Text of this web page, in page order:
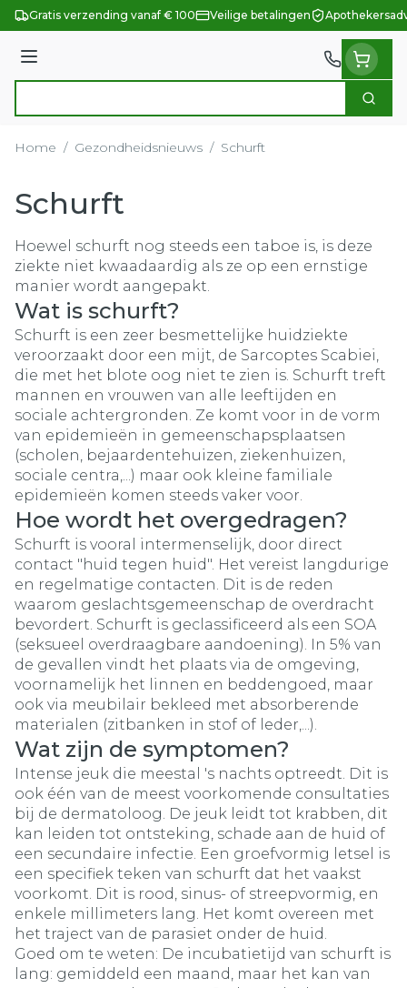
Ga naar de inhoud
Gratis verzending vanaf € 100 Veilige betalingen
Menu
Zoek
Home / Gezondheidsnieuws / Schurft
Schurft
Hoewel schurft nog steeds een taboe is, is deze
ziekte niet kwaadaardig als ze op een ernstige
manier wordt aangepakt.
Wat is schurft?
Schurft is een zeer besmettelijke huidziekte
veroorzaakt door een mijt, de Sarcoptes Scabiei,
die met het blote oog niet te zien is. Schurft treft
mannen en vrouwen van alle leeftijden en
sociale achtergronden. Ze komt voor in de vorm
van epidemieën in gemeenschapsplaatsen
(scholen, bejaardentehuizen, ziekenhuizen,
sociale centra,...) maar ook kleine familiale
epidemieën komen steeds vaker voor.
Hoe wordt het overgedragen?
Schurft is vooral intermenselijk, door direct
contact "huid tegen huid". Het vereist langdurige
en regelmatige contacten. Dit is de reden
waarom geslachtsgemeenschap de overdracht
bevordert. Schurft is geclassificeerd als een SOA
(seksueel overdraagbare aandoening). In 5% van
de gevallen vindt het plaats via de omgeving,
voornamelijk het linnen en beddengoed, maar
ook via meubilair bekleed met absorberende
materialen (zitbanken in stof of leder,...).
Wat zijn de symptomen?
Intense jeuk die meestal 's nachts optreedt. Dit is
ook één van de meest voorkomende consultaties
bij de dermatoloog. De jeuk leidt tot krabben, dit
kan leiden tot ontsteking, schade aan de huid of
een secundaire infectie. Een groefvormig letsel is
een specifiek teken van schurft dat het vaakst
voorkomt. Dit is rood, sinus- of streepvormig, en
enkele millimeters lang. Het komt overeen met
het traject van de parasiet onder de huid.
Goed om te weten: De incubatietijd van schurft is
lang: gemiddeld een maand, maar het kan van